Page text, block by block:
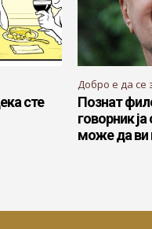
сте
Добро е да се
Познат
говорник
може да ви